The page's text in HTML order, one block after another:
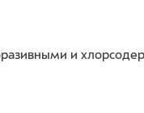
и